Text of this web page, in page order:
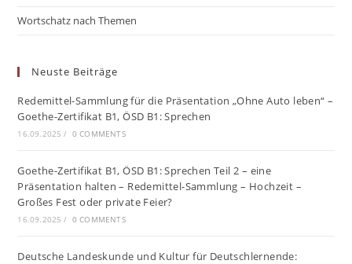
Wortschatz nach Themen
Neuste Beiträge
Redemittel-Sammlung für die Präsentation „Ohne Auto leben“ –
Goethe-Zertifikat B1, ÖSD B1: Sprechen
16.09.2025 / 0 COMMENTS
Goethe-Zertifikat B1, ÖSD B1: Sprechen Teil 2 – eine
Präsentation halten – Redemittel-Sammlung – Hochzeit –
Großes Fest oder private Feier?
16.09.2025 / 0 COMMENTS
Deutsche Landeskunde und Kultur für Deutschlernende: